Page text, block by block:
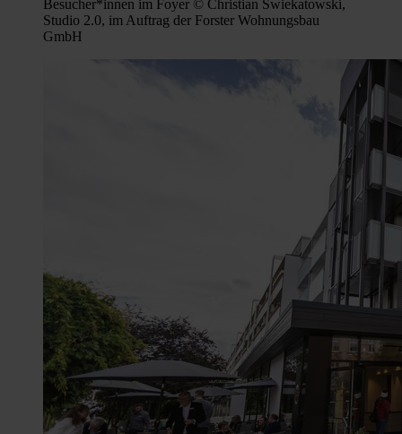
Besucher*innen im Foyer © Christian Swiekatowski,
Studio 2.0, im Auftrag der Forster Wohnungsbau
GmbH